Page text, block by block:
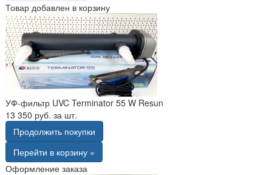
Товар добавлен в корзину
УФ-фильтр UVC Terminator 55 W Resun
13 350 руб. за шт.
Продолжить покупки
Перейти в корзину »
Оформление заказа